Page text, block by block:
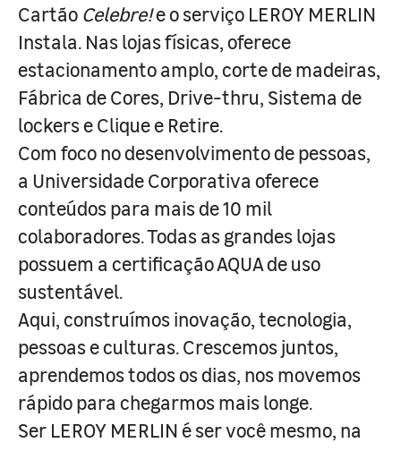
Cartão Celebre!e o serviço LEROY MERLIN
Instala. Nas lojas físicas, oferece
estacionamento amplo, corte de madeiras,
Fábrica de Cores, Drive-thru, Sistema de
lockers e Clique e Retire.
Com foco no desenvolvimento de pessoas,
a Universidade Corporativa oferece
conteúdos para mais de 10 mil
colaboradores. Todas as grandes lojas
possuem a certificação AQUA de uso
sustentável.
Aqui, construímos inovação, tecnologia,
pessoas e culturas. Crescemos juntos,
aprendemos todos os dias, nos movemos
rápido para chegarmos mais longe.
Ser LEROY MERLIN é ser você mesmo, na